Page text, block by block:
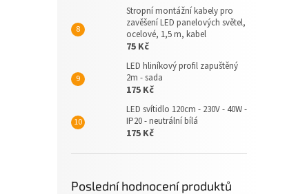
Stropní montážní kabely pro
zavěšení LED panelových světel,
ocelové, 1,5 m, kabel
75 Kč
LED hliníkový profil zapuštěný
2m - sada
175 Kč
LED svítidlo 120cm - 230V - 40W -
IP20 - neutrální bílá
175 Kč
Poslední hodnocení produktů